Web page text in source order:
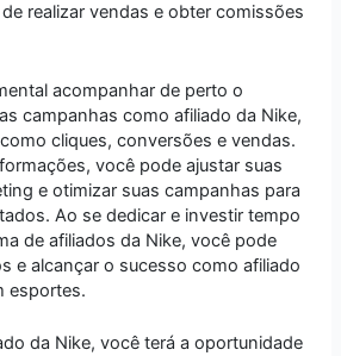
realizar vendas e obter comissões
acompanhar de perto o
campanhas como afiliado da Nike,
cliques, conversões e vendas.
você pode ajustar suas
e otimizar suas campanhas para
Ao se dedicar e investir tempo
de afiliados da Nike, você pode
e alcançar o sucesso como afiliado
esportes.
da Nike, você terá a oportunidade